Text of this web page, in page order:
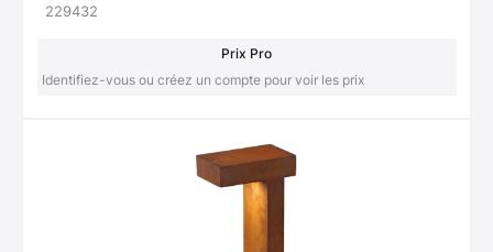
229432
Prix Pro
Identifiez-vous ou créez un compte pour voir les prix